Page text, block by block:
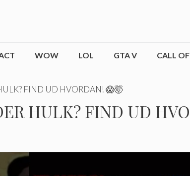
WOW LOL GTA V CALL
FIND UD HVORDAN! 😱🤯
HULK? FIND UD